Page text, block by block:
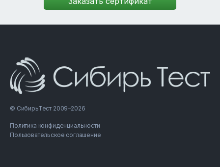
© СибирьТест 2009–2026
Политика конфиденциальности
Пользовательское соглашение